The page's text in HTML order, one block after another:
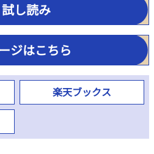
試し読み
ジはこちら
楽天ブックス